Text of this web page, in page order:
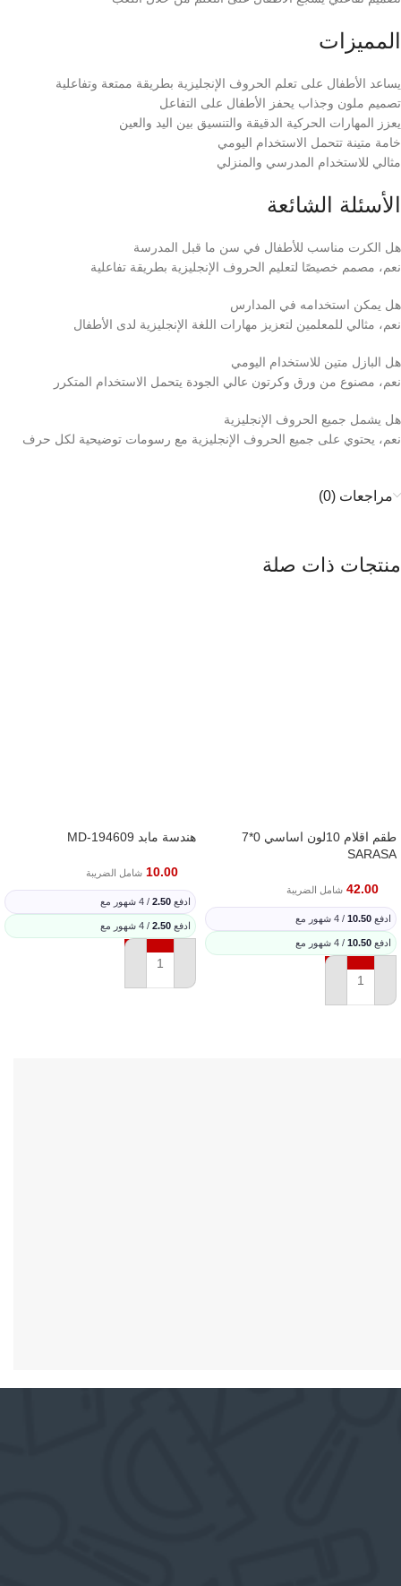
المميزات
يساعد الأطفال على تعلم الحروف الإنجليزية بطريقة ممتعة وتفاعلية
تصميم ملون وجذاب يحفز الأطفال على التفاعل
يعزز المهارات الحركية الدقيقة والتنسيق بين اليد والعين
خامة متينة تتحمل الاستخدام اليومي
مثالي للاستخدام المدرسي والمنزلي
الأسئلة الشائعة
هل الكرت مناسب للأطفال في سن ما قبل المدرسة
نعم، مصمم خصيصًا لتعليم الحروف الإنجليزية بطريقة تفاعلية
هل يمكن استخدامه في المدارس
نعم، مثالي للمعلمين لتعزيز مهارات اللغة الإنجليزية لدى الأطفال
هل البازل متين للاستخدام اليومي
نعم، مصنوع من ورق وكرتون عالي الجودة يتحمل الاستخدام المتكرر
هل يشمل جميع الحروف الإنجليزية
نعم، يحتوي على جميع الحروف الإنجليزية مع رسومات توضيحية لكل حرف
مراجعات (0)
منتجات ذات صلة
طقم اقلام 10لون اساسي 0*7
SARASA
42.00 شامل الضريبة
ادفع 10.50 / 4 شهور مع
ادفع 10.50 / 4 شهور مع
إضافة إلى السلة
هندسة مابد 194609-MD
10.00 شامل الضريبة
ادفع 2.50 / 4 شهور مع
ادفع 2.50 / 4 شهور مع
إضافة إلى السلة